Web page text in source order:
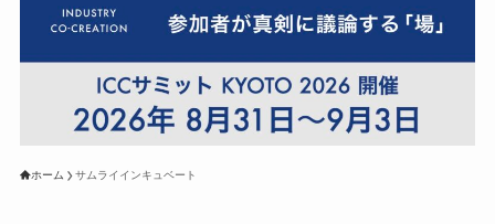
ホーム サムライインキュベート